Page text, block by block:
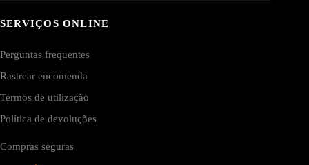
SERVIÇOS ONLINE
Perguntas frequentes
Rastrear encomenda
Termos de utilização
Política de devoluções
Compras seguras